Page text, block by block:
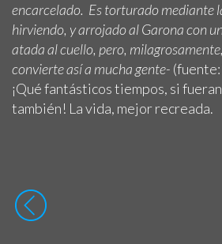
encarcelado. Es torturado mediante
hirviendo, y arrojado al Garona con
atada al cuello, pero,
convierte así a mucha gente-
¡Qué fantásticos tiempos, si
también! La vida, mejor recreada.